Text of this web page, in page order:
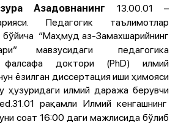
Азадовнанинг 13.00.01 –
Педагогик таълимотлар
бўйича “Маҳмуд аз-Замахшарийнинг
мавзусидаги педагогика
фалсафа доктори (PhD) илмий
ёзилган диссертация иши ҳимояси
ҳузуридаги илмий даража берувчи
рақамли Илмий кенгашнинг
соат 16:00 даги мажлисида бўлиб